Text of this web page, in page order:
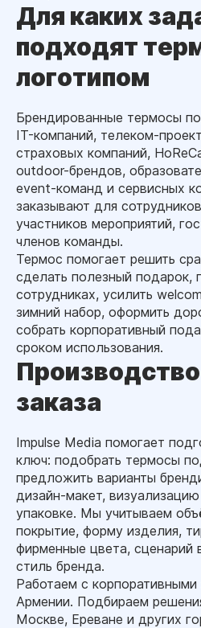
Для каких
подходят
логотипом
Брендированные термосы
IT-компаний, телеком-
страховых компаний,
outdoor-брендов,
event-команд и сервисных
заказывают для
участников мероприятий,
членов команды.
Термос помогает решить
сделать полезный подарок,
сотрудниках, усилить
зимний набор, оформить
собрать корпоративный
сроком использования.
заказа
Impulse Media помогает
ключ: подобрать термосы
предложить варианты
дизайн-макет,
упаковке. Мы учитываем
покрытие, форму изделия,
фирменные цвета, сценарий
стиль бренда.
Работаем с
Армении. Подбираем
Москве, Ереване и других